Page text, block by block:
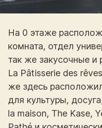
На 0 этаже
комната, отдел
так же закусочные и
La Pâtisserie des
же здесь
для культуры,
la maison, The Kase,